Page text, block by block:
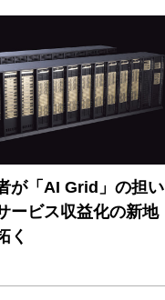
が「AI Grid」の担い
ビス収益化の新地
く